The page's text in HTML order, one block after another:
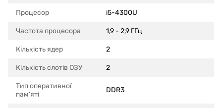
Процесор i5-4300U
Частота процесора 1,9 - 2,9 ГГц
Кількість ядер 2
Кількість слотів ОЗУ 2
Тип оперативної
пам'яті
DDR3